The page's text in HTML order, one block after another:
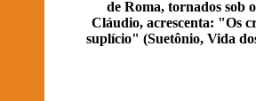
de Roma, tornados sob
Cláudio, acrescenta: "Os
suplício" (Suetônio, Vida